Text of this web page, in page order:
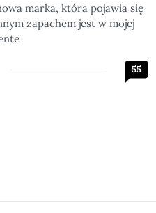
marka, która pojawia się
zapachem jest w mojej
55